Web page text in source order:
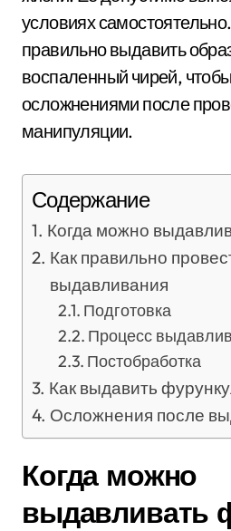
условиях
правильно выдавить
воспаленный чирей,
осложнениями после
манипуляции.
Содержание
Когда можно
Как правильно
выдавливания
Подготовка
Процесс
Постобработка
Как выдавить
Осложнения после
Когда можно
выдавливать